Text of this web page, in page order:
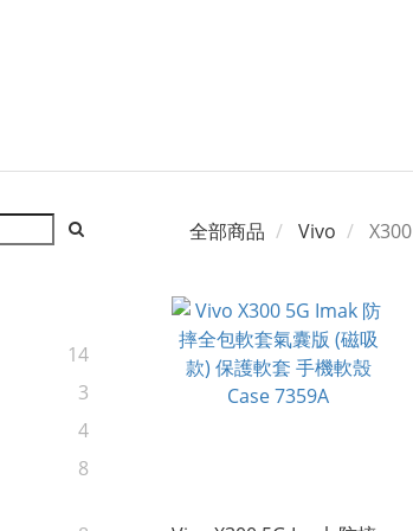
14
3
4
8
全部商品 Vivo X300